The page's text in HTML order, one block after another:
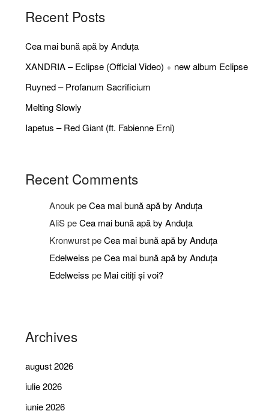
Recent Posts
Cea mai bună apă by Anduța
XANDRIA – Eclipse (Official Video) + new album Eclipse
Ruyned – Profanum Sacrificium
Melting Slowly
Iapetus – Red Giant (ft. Fabienne Erni)
Recent Comments
Anouk peCea mai bună apă by Anduța
AliSpeCea mai bună apă by Anduța
KronwurstpeCea mai bună apă by Anduța
Edelweiss peCea mai bună apă by Anduța
Edelweiss pe Mai citiți și voi?
Archives
august 2026
iulie 2026
iunie 2026